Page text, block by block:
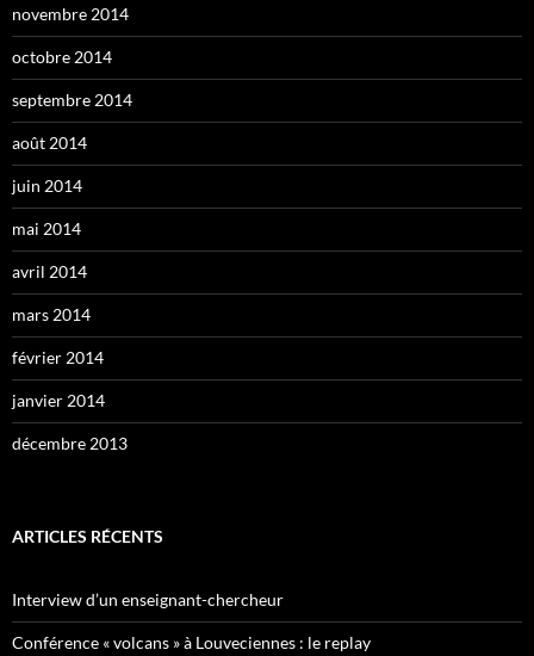
novembre 2014
octobre 2014
septembre 2014
août 2014
juin 2014
mai 2014
avril 2014
mars 2014
février 2014
janvier 2014
décembre 2013
ARTICLES RÉCENTS
Interview d’un enseignant-chercheur
Conférence « volcans » à Louveciennes : le replay